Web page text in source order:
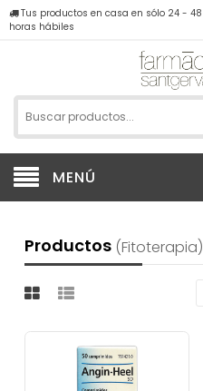
Tus productos en casa en sólo 24 - 48
horas hábiles
MENÚ
Productos (fitoterapia)